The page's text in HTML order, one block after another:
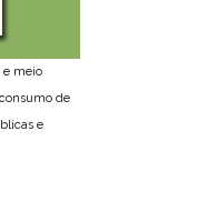
e meio
de
e